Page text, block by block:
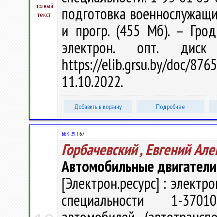
полный
текст
подготовка
и прогр. (455 Мб). –
электрон. опт.
https://elib.grsu.by/doc/
11.10.2022.
Добавить в корзину Подробнее
ББК 39.Г67
Горбачевский , Евгений
Автомобильные двигатели
[Электрон.ресурс] :
специальности 1-